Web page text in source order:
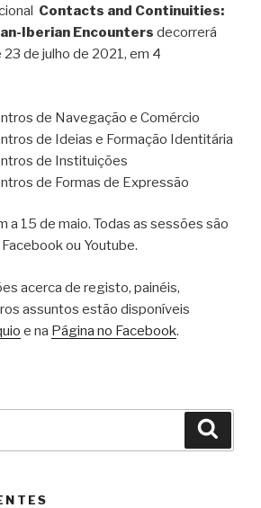
Contacts and Continuities:
Iberian Encounters decorrerá
de julho de 2021, em 4
de Navegação e Comércio
de Ideias e Formação Identitária
de Instituições
de Formas de Expressão
a 15 de maio. Todas as sessões são
ou Youtube.
acerca de registo, painéis,
assuntos estão disponíveis
e na Página no Facebook.